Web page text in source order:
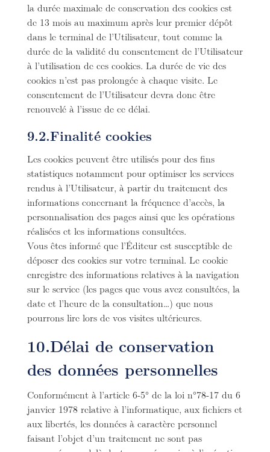
la durée maximale de conservation des cookies est
de 13 mois au maximum après leur premier dépôt
dans le terminal de l’Utilisateur, tout comme la
durée de la validité du consentement de l’Utilisateur
à l’utilisation de ces cookies. La durée de vie des
cookies n’est pas prolongée à chaque visite. Le
consentement de l’Utilisateur devra donc être
renouvelé à l’issue de ce délai.
9.2.Finalité cookies
Les cookies peuvent être utilisés pour des fins
statistiques notamment pour optimiser les services
rendus à l’Utilisateur, à partir du traitement des
informations concernant la fréquence d’accès, la
personnalisation des pages ainsi que les opérations
réalisées et les informations consultées.
Vous êtes informé que l’Éditeur est susceptible de
déposer des cookies sur votre terminal. Le cookie
enregistre des informations relatives à la navigation
sur le service (les pages que vous avez consultées, la
date et l’heure de la consultation…) que nous
pourrons lire lors de vos visites ultérieures.
10.Délai de conservation
des données personnelles
Conformément à l’article 6-5° de la loi n°78-17 du 6
janvier 1978 relative à l’informatique, aux fichiers et
aux libertés, les données à caractère personnel
faisant l’objet d’un traitement ne sont pas